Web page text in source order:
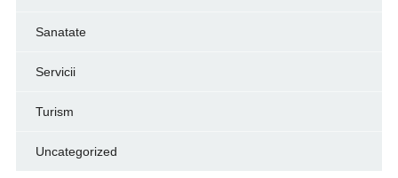
Sanatate
Servicii
Turism
Uncategorized